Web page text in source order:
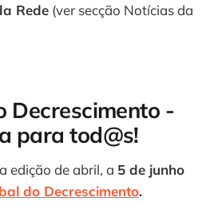
Rede (ver secção Notícias da
Decrescimento -
para tod@s!
edição de abril, a 5 de junho
do Decrescimento.